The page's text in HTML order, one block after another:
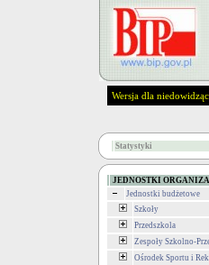
Wersja dla
Statystyki
JEDNOSTKI
Jednostki budżetowe
Szkoły
Przedszkola
Zespoły Szkolno-
Ośrodek Sportu i